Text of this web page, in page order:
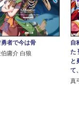
勇者で今は骨
伯庸介 白狼
自
た
と
て
真